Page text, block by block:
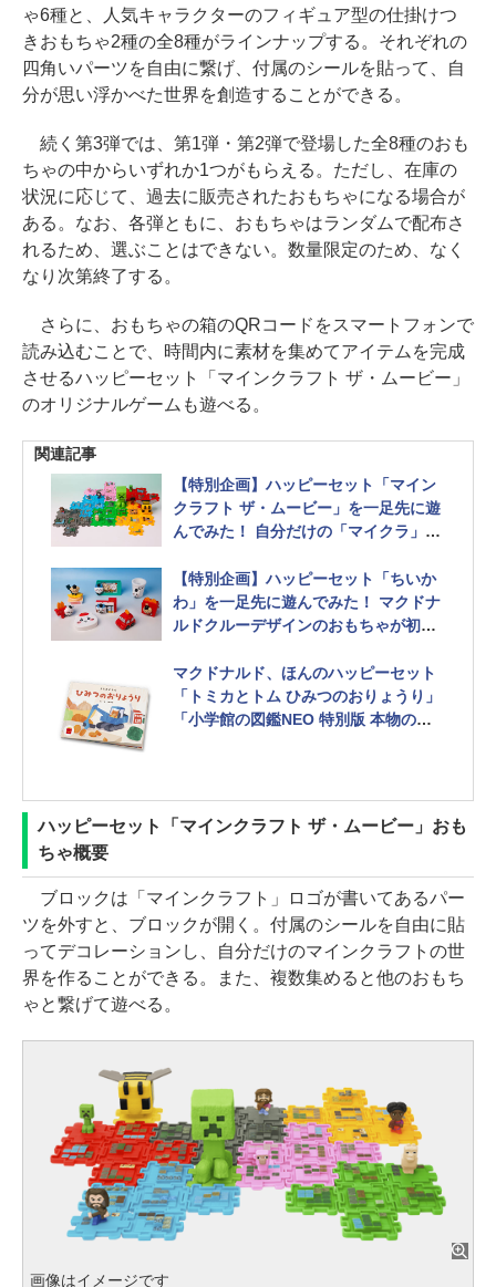
ゃ6種と、人気キャラクターのフィギュア型の仕掛けつ
きおもちゃ2種の全8種がラインナップする。それぞれの
四角いパーツを自由に繋げ、付属のシールを貼って、自
分が思い浮かべた世界を創造することができる。
続く第3弾では、第1弾・第2弾で登場した全8種のおも
ちゃの中からいずれか1つがもらえる。ただし、在庫の
状況に応じて、過去に販売されたおもちゃになる場合が
ある。なお、各弾ともに、おもちゃはランダムで配布さ
れるため、選ぶことはできない。数量限定のため、なく
なり次第終了する。
さらに、おもちゃの箱のQRコードをスマートフォンで
読み込むことで、時間内に素材を集めてアイテムを完成
させるハッピーセット「マインクラフト ザ・ムービー」
のオリジナルゲームも遊べる。
関連記事
【特別企画】ハッピーセット「マイン
クラフト ザ・ムービー」を一足先に遊
んでみた！ 自分だけの「マイクラ」の
Watch
【特別企画】ハッピーセット「ちいか
わ」を一足先に遊んでみた！ マクドナ
ルドクルーデザインのおもちゃが初登
マクドナルド、ほんのハッピーセット
「トミカとトム ひみつのおりょうり」
「小学館の図鑑NEO 特別版 本物の大
ハッピーセット「マインクラフト ザ・ムービー」おも
ちゃ概要
ブロックは「マインクラフト」ロゴが書いてあるパー
ツを外すと、ブロックが開く。付属のシールを自由に貼
ってデコレーションし、自分だけのマインクラフトの世
界を作ることができる。また、複数集めると他のおもち
ゃと繋げて遊べる。
画像はイメージです